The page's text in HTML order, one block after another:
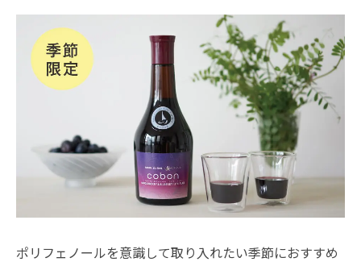
ポリフェノールを意識して取り入れたい季節におすすめ